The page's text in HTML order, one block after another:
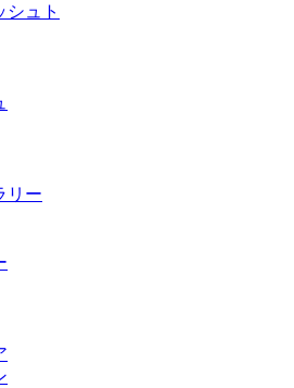
シュト
リー